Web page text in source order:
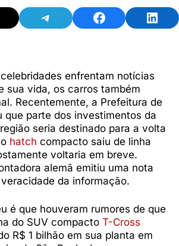
on ThreadsShare on TelegramShare on Facebook
enfrentam notícias
sua vida, os carros também
Recentemente, a Prefeitura de
que parte dos investimentos da
seria destinado para a volta
hatch compacto saiu de linha
voltaria em breve.
alemã emitiu uma nota
da informação.
é que houveram rumores de que
do SUV compacto T-Cross
R$ 1 bilhão em sua planta em